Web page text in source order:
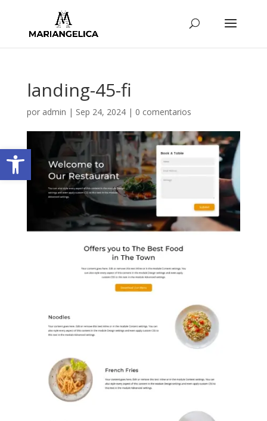
Abrir barra de herramientas
landing-45-fi
por admin | Sep 24, 2024| 0 comentarios